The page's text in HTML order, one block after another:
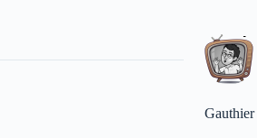
Gauthier